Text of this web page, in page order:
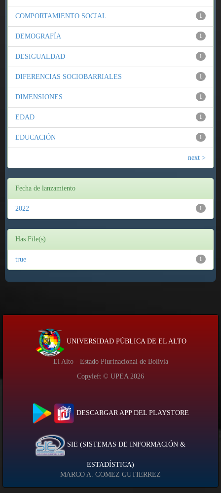
1
COMPORTAMIENTO SOCIAL
1
DEMOGRAFÍA
1
DESIGUALDAD
1
DIFERENCIAS SOCIOBARRIALES
1
DIMENSIONES
1
EDAD
1
EDUCACIÓN
next >
Fecha de lanzamiento
1
2022
Has File(s)
1
true
UNIVERSIDAD PÚBLICA DE EL ALTO
El Alto - Estado Plurinacional de Bolivia
Copyleft © UPEA 2026
DESCARGAR APP DEL PLAYSTORE
SIE (SISTEMAS DE INFORMACIÓN &
ESTADÍSTICA)
MARCO A. GOMEZ GUTIERREZ